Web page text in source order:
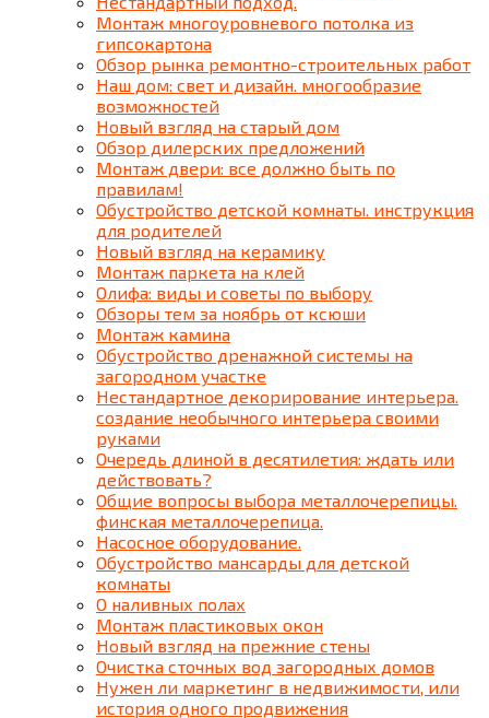
Монтаж многоуровневого потолка из
гипсокартона
Обзор рынка ремонтно-строительных работ
Наш дом: свет и дизайн. многообразие
возможностей
Новый взгляд на старый дом
Обзор дилерских предложений
Монтаж двери: все должно быть по
правилам!
Обустройство детской комнаты. инструкция
для родителей
Новый взгляд на керамику
Монтаж паркета на клей
Олифа: виды и советы по выбору
Обзоры тем за ноябрь от ксюши
Монтаж камина
Обустройство дренажной системы на
загородном участке
Нестандартное декорирование интерьера.
создание необычного интерьера своими
руками
Очередь длиной в десятилетия: ждать или
действовать?
Общие вопросы выбора металлочерепицы.
финская металлочерепица.
Насосное оборудование.
Обустройство мансарды для детской
комнаты
О наливных полах
Монтаж пластиковых окон
Новый взгляд на прежние стены
Очистка сточных вод загородных домов
Нужен ли маркетинг в недвижимости, или
история одного продвижения